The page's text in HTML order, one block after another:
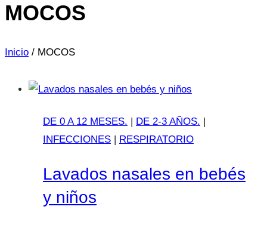
MOCOS
Inicio / MOCOS
DE 0 A 12 MESES. DE 2-3 AÑOS.
INFECCIONES
RESPIRATORIO
Lavados nasales en bebés
y niños